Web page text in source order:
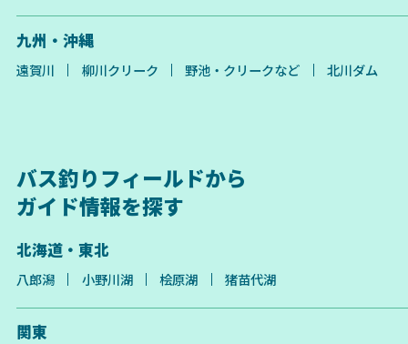
九州・沖縄
遠賀川 柳川クリーク 野池・クリークなど 北川ダム
バス釣りフィールドから
ガイド情報を探す
北海道・東北
八郎潟 小野川湖 桧原湖 猪苗代湖
関東